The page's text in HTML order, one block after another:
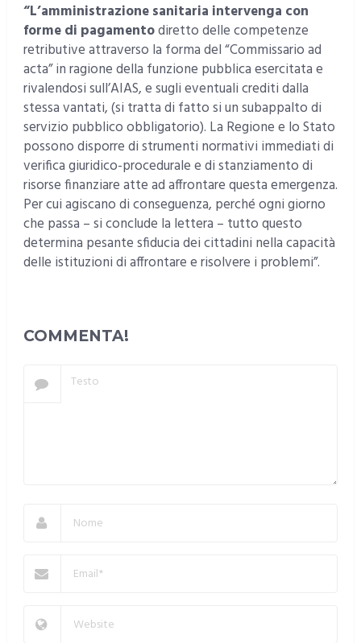
“L’amministrazione sanitaria intervenga con
forme di pagamentodiretto delle competenze
retributive attraverso la forma del “Commissario ad
acta” in ragione della funzione pubblica esercitata e
rivalendosi sull’AIAS, e sugli eventuali crediti dalla
stessa vantati, (si tratta di fatto si un subappalto di
servizio pubblico obbligatorio). La Regione e lo Stato
possono disporre di strumenti normativi immediati di
verifica giuridico-procedurale e di stanziamento di
risorse finanziare atte ad affrontare questa emergenza.
Per cui agiscano di conseguenza, perché ogni giorno
che passa – si conclude la lettera – tutto questo
determina pesante sfiducia dei cittadini nella capacità
delle istituzioni di affrontare e risolvere i problemi”.
COMMENTA!